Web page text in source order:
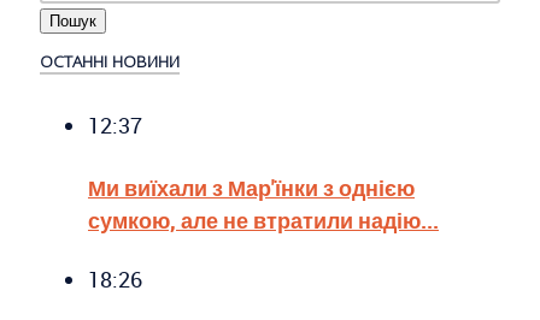
ОСТАННІ НОВИНИ
12:37
Ми виїхали з Мар'їнки з однією
сумкою, але не втратили надію...
18:26